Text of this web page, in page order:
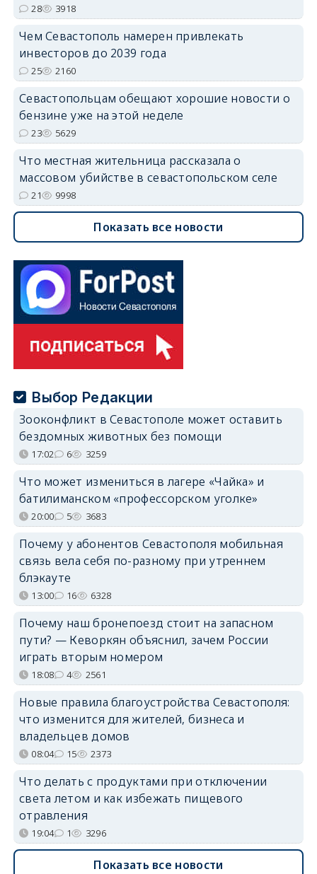
28 3918
Чем Севастополь намерен привлекать
инвесторов до 2039 года
25 2160
Севастопольцам обещают хорошие новости о
бензине уже на этой неделе
23 5629
Что местная жительница рассказала о
массовом убийстве в севастопольском селе
21 9998
Показать все новости
Выбор Редакции
Зооконфликт в Севастополе может оставить
бездомных животных без помощи
17:02 6 3259
Что может измениться в лагере «Чайка» и
батилиманском «профессорском уголке»
20:00 5 3683
Почему у абонентов Севастополя мобильная
связь вела себя по-разному при утреннем
блэкауте
13:00 16 6328
Почему наш бронепоезд стоит на запасном
пути? — Кеворкян объяснил, зачем России
играть вторым номером
18:08 4 2561
Новые правила благоустройства Севастополя:
что изменится для жителей, бизнеса и
владельцев домов
08:04 15 2373
Что делать с продуктами при отключении
света летом и как избежать пищевого
отравления
19:04 1 3296
Показать все новости